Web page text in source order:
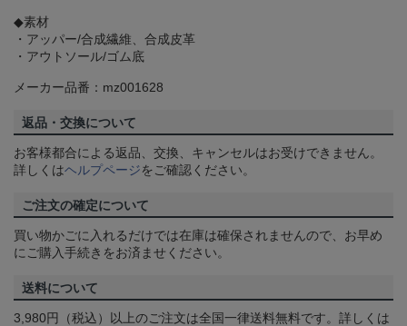
◆素材
・アッパー/合成繊維、合成皮革
・アウトソール/ゴム底
メーカー品番：mz001628
返品・交換について
お客様都合による返品、交換、キャンセルはお受けできません。
詳しくはヘルプページをご確認ください。
ご注文の確定について
買い物かごに入れるだけでは在庫は確保されませんので、お早め
にご購入手続きをお済ませください。
送料について
3,980円（税込）以上のご注文は全国一律送料無料です。詳しくは